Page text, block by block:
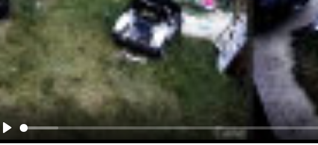
Play
E-Mail-Adresse (optional):
Alle HTML-Tags außer <br>, <strike> und <i> werden aus Deinem Kommentar entfernt.
URLs werden automatisch umgewandelt. Bitte verwende "www." oder "http://" in URLs
Ich möchte eine E-Mail, wenn zu meinem Kommentar Antworten erscheinen.
Ich möchte eine E-Mail, wenn auf dieser Seite weitere Kommentare erscheinen.